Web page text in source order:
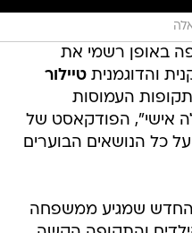
באופן רשמי את
והדוגמניתטיילור
העמוסות
אישי", הפודקאסט של
כל הנושאים הבוערים
החדש שמגיע ממשפחה